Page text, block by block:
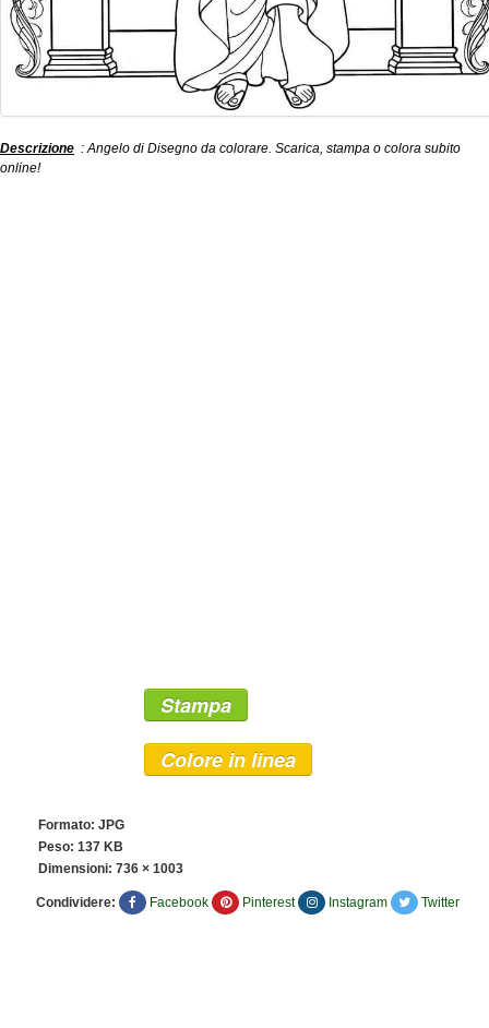
Descrizione : Angelo di Disegno da colorare. Scarica, stampa o colora subito
online!
Stampa
Colore in linea
Formato: JPG
Peso: 137 KB
Dimensioni: 736 × 1003
Condividere: Facebook Pinterest Instagram Twitter